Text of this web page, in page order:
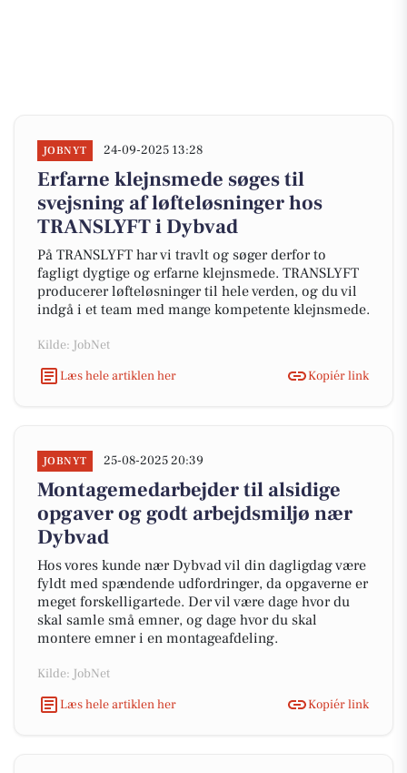
JOBNYT 24-09-2025 13:28
Erfarne klejnsmede søges til
svejsning af løfteløsninger hos
TRANSLYFT i Dybvad
På TRANSLYFT har vi travlt og søger derfor to
fagligt dygtige og erfarne klejnsmede. TRANSLYFT
producerer løfteløsninger til hele verden, og du vil
indgå i et team med mange kompetente klejnsmede.
Kilde: JobNet
Læs hele artiklen her
Kopiér link
JOBNYT 25-08-2025 20:39
Montagemedarbejder til alsidige
opgaver og godt arbejdsmiljø nær
Dybvad
Hos vores kunde nær Dybvad vil din dagligdag være
fyldt med spændende udfordringer, da opgaverne er
meget forskelligartede. Der vil være dage hvor du
skal samle små emner, og dage hvor du skal
montere emner i en montageafdeling.
Kilde: JobNet
Læs hele artiklen her
Kopiér link